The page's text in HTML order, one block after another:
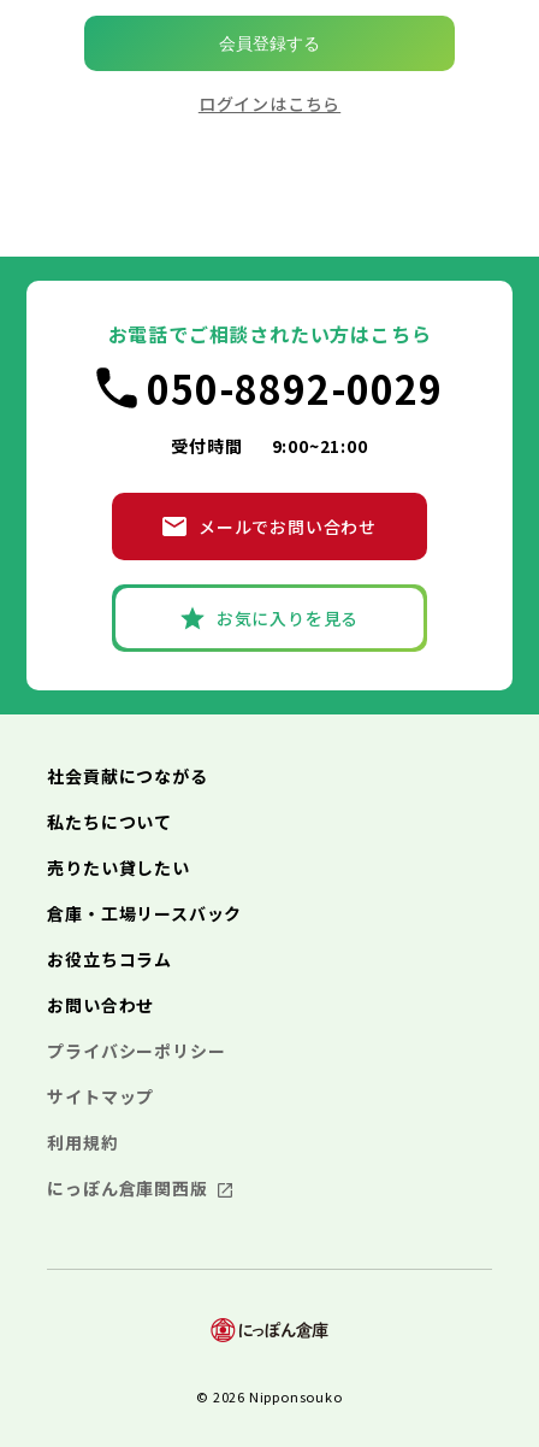
会員登録する
ログインはこちら
お電話でご相談されたい方はこちら
050-8892-0029
受付時間 9:00~21:00
メールでお問い合わせ
お気に入りを見る
社会貢献につながる
私たちについて
売りたい貸したい
倉庫・工場リースバック
お役立ちコラム
お問い合わせ
プライバシーポリシー
サイトマップ
利用規約
にっぽん倉庫関西版
© 2026 Nipponsouko